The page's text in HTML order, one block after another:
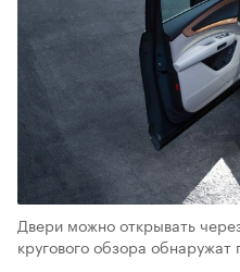
Двери можно открывать
кругового обзора обнаружат